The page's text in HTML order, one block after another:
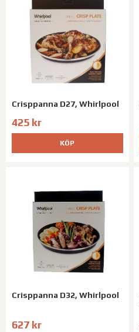
Crisppanna D27, Whirlpool
425 kr
KÖP
Crisppanna D32, Whirlpool
627 kr